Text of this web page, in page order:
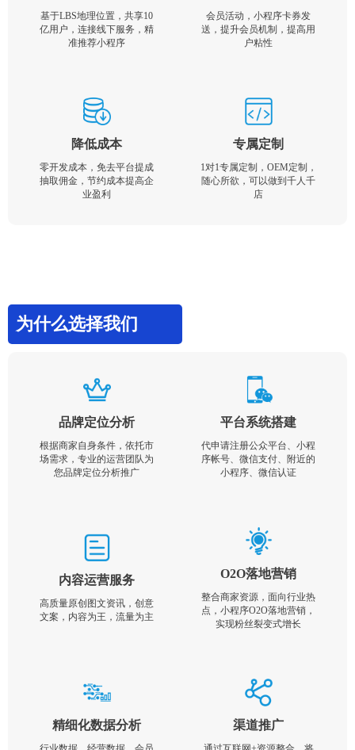
基于LBS地理位置，共享10
亿用户，连接线下服务，精
准推荐小程序
会员活动，小程序卡券发
送，提升会员机制，提高用
户粘性
降低成本
零开发成本，免去平台提成
抽取佣金，节约成本提高企
业盈利
专属定制
1对1专属定制，OEM定制，
随心所欲，可以做到千人千
店
为什么选择我们
品牌定位分析
根据商家自身条件，依托市
场需求，专业的运营团队为
您品牌定位分析推广
平台系统搭建
代申请注册公众平台、小程
序帐号、微信支付、附近的
小程序、微信认证
内容运营服务
高质量原创图文资讯，创意
文案，内容为王，流量为主
O2O落地营销
整合商家资源，面向行业热
点，小程序O2O落地营销，
实现粉丝裂变式增长
精细化数据分析 渠道推广